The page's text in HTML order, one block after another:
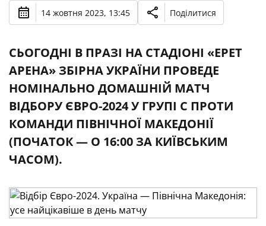
14 жовтня 2023, 13:45 Поділитися
СЬОГОДНІ В ПРАЗІ НА СТАДІОНІ «EPET
АРЕНА» ЗБІРНА УКРАЇНИ ПРОВЕДЕ
НОМІНАЛЬНО ДОМАШНІЙ МАТЧ
ВІДБОРУ ЄВРО-2024 У ГРУПІ С ПРОТИ
КОМАНДИ ПІВНІЧНОЇ МАКЕДОНІЇ
(ПОЧАТОК — О 16:00 ЗА КИЇВСЬКИМ
ЧАСОМ).